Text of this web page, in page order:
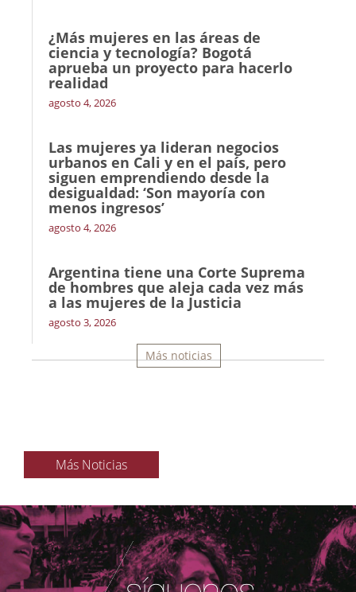
¿Más mujeres en las áreas de
ciencia y tecnología? Bogotá
aprueba un proyecto para hacerlo
realidad
agosto 4, 2026
Las mujeres ya lideran negocios
urbanos en Cali y en el país, pero
siguen emprendiendo desde la
desigualdad: ‘Son mayoría con
menos ingresos’
agosto 4, 2026
Argentina tiene una Corte Suprema
de hombres que aleja cada vez más
a las mujeres de la Justicia
agosto 3, 2026
Más noticias
Más Noticias